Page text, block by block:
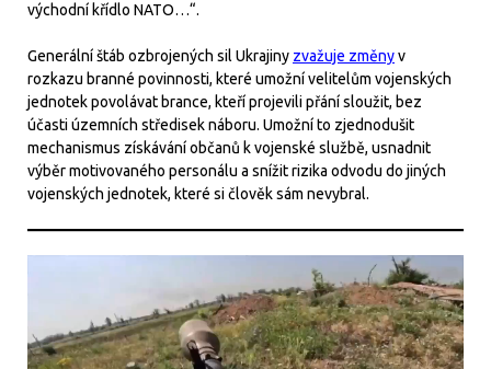
východní křídlo NATO…“.
Generální štáb ozbrojených sil Ukrajiny zvažuje změnyv
rozkazu branné povinnosti, které umožní velitelům vojenských
jednotek povolávat brance, kteří projevili přání sloužit, bez
účasti územních středisek náboru. Umožní to zjednodušit
mechanismus získávání občanů k vojenské službě, usnadnit
výběr motivovaného personálu a snížit rizika odvodu do jiných
vojenských jednotek, které si člověk sám nevybral.